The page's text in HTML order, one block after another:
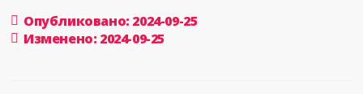
Опубликовано: 2024-09-25
Изменено: 2024-09-25